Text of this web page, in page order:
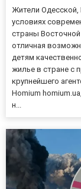
Жители Одесской,
условиях
страны
отличная
детям
жилье в стране с
крупнейшего
Homium
н...